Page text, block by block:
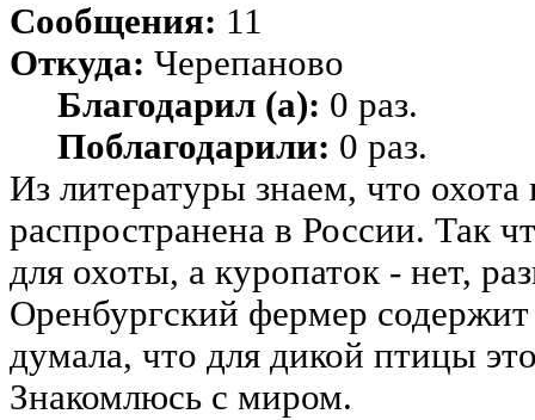
Сообщения: 11
Откуда: Черепаново
Благодарил (а): 0 раз.
Поблагодарили: 0 раз.
Из литературы знаем, что
распространена в России. Так
для охоты, а куропаток - нет,
Оренбургский фермер
думала, что для дикой птицы
Знакомлюсь с миром.